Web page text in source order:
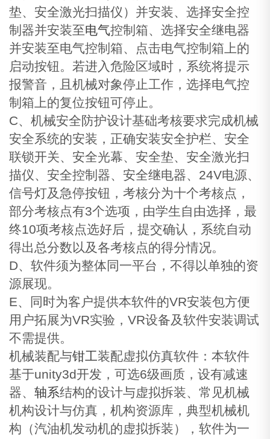
垫、安全激光扫描仪）并安装、选择安全控
制器并安装至电气控制箱、选择安全继电器
并安装至电气控制箱、点击电气控制箱上的
启动按钮。若进入危险区域时，系统将提示
报警音，且机械对象停止工作，选择电气控
制箱上的复位按钮可停止。
C、机械安全防护设计基础考核要求完成机械
安全系统的安装，正确安装安全护栏、安全
联锁开关、安全光幕、安全垫、安全激光扫
描仪、安全控制器、安全继电器、24V电源、
信号灯及急停按钮，考核分为十个考核点，
部分考核点有3个选项，由学生自由选择，最
终10项考核点选好后，提交确认，系统自动
得出总分数以及各考核点的得分情况。
D、软件须为整体同一平台，不得以单独的资
源展现。
E、同时为客户提供本软件的VR安装包方便
用户拓展为VR实验，VR设备及软件安装调试
不需提供。
机械装配与钳工装配虚拟仿真软件：本软件
基于unity3d开发，可选6级画质，设有减速
器、轴系结构的设计与虚拟拆装、常见机械
机构设计与仿真，机构资源库，典型机械机
构（汽油机发动机的虚拟拆装），软件为一